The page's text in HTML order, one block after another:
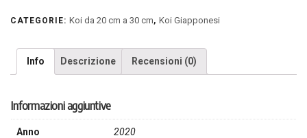
Taisho
quantità
CATEGORIE: Koi da 20 cm a 30 cm, Koi Giapponesi
Info Descrizione Recensioni (0)
Informazioni aggiuntive
Anno 2020